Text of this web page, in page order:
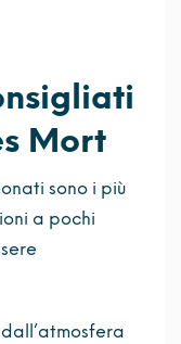
Mort
sono i più
a pochi